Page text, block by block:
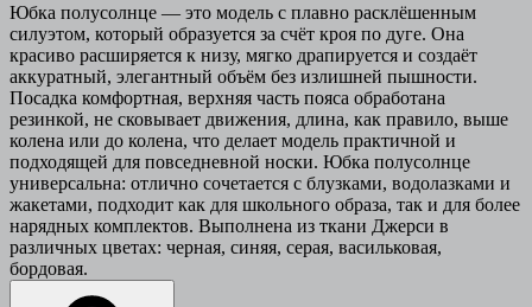
Юбка полусолнце — это модель с плавно расклёшенным
силуэтом, который образуется за счёт кроя по дуге. Она
красиво расширяется к низу, мягко драпируется и создаёт
аккуратный, элегантный объём без излишней пышности.
Посадка комфортная, верхняя часть пояса обработана
резинкой, не сковывает движения, длина, как правило, выше
колена или до колена, что делает модель практичной и
подходящей для повседневной носки. Юбка полусолнце
универсальна: отлично сочетается с блузками, водолазками и
жакетами, подходит как для школьного образа, так и для более
нарядных комплектов. Выполнена из ткани Джерси в
различных цветах: черная, синяя, серая, васильковая,
бордовая.